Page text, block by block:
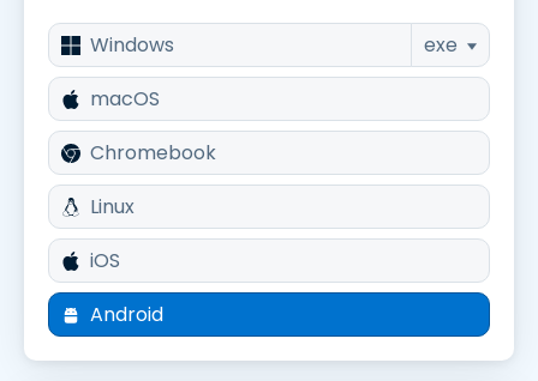
Windows
exe
macOS
Chromebook
Linux
iOS
Android